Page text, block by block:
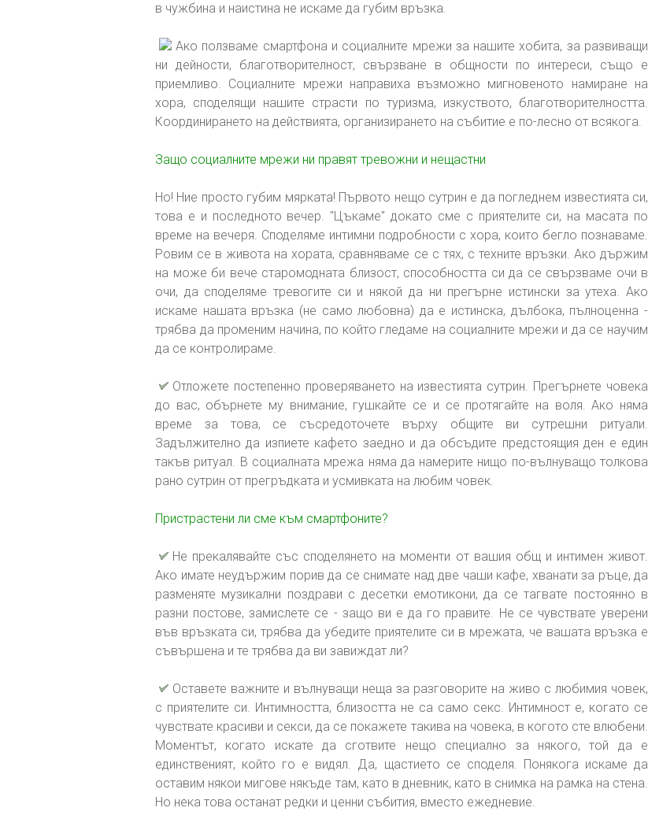
в чужбина и наистина не искаме да губим връзка.
Ако ползваме смартфона и социалните мрежи за нашите хобита, за развиващи
ни дейности, благотворителност, свързване в общности по интереси, също е
приемливо. Социалните мрежи направиха възможно мигновеното намиране на
хора, споделящи нашите страсти по туризма, изкуството, благотворителността.
Координирането на действията, организирането на събитие е по-лесно от всякога.
Защо социалните мрежи ни правят тревожни и нещастни
Но! Ние просто губим мярката! Първото нещо сутрин е да погледнем известията си,
това е и последното вечер. "Цъкаме" докато сме с приятелите си, на масата по
време на вечеря. Споделяме интимни подробности с хора, които бегло познаваме.
Ровим се в живота на хората, сравняваме се с тях, с техните връзки. Ако държим
на може би вече старомодната близост, способността си да се свързваме очи в
очи, да споделяме тревогите си и някой да ни прегърне истински за утеха. Ако
искаме нашата връзка (не само любовна) да е истинска, дълбока, пълноценна -
трябва да променим начина, по който гледаме на социалните мрежи и да се научим
да се контролираме.
Отложете постепенно проверяването на известията сутрин. Прегърнете човека
до вас, обърнете му внимание, гушкайте се и се протягайте на воля. Ако няма
време за това, се съсредоточете върху общите ви сутрешни ритуали.
Задължително да изпиете кафето заедно и да обсъдите предстоящия ден е един
такъв ритуал. В социалната мрежа няма да намерите нищо по-вълнуващо толкова
рано сутрин от прегръдката и усмивката на любим човек.
Пристрастени ли сме към смартфоните?
Не прекалявайте със споделянето на моменти от вашия общ и интимен живот.
Ако имате неудържим порив да се снимате над две чаши кафе, хванати за ръце, да
разменяте музикални поздрави с десетки емотикони, да се тагвате постоянно в
разни постове, замислете се - защо ви е да го правите. Не се чувствате уверени
във връзката си, трябва да убедите приятелите си в мрежата, че вашата връзка е
съвършена и те трябва да ви завиждат ли?
Оставете важните и вълнуващи неща за разговорите на живо с любимия човек,
с приятелите си. Интимността, близостта не са само секс. Интимност е, когато се
чувствате красиви и секси, да се покажете такива на човека, в когото сте влюбени.
Моментът, когато искате да сготвите нещо специално за някого, той да е
единственият, който го е видял. Да, щастието се споделя. Понякога искаме да
оставим някои мигове някъде там, като в дневник, като в снимка на рамка на стена.
Но нека това останат редки и ценни събития, вместо ежедневие.